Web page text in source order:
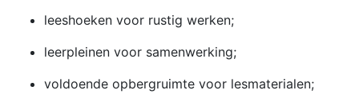
leeshoeken voor rustig werken;
leerpleinen voor samenwerking;
voldoende opbergruimte voor lesmaterialen;